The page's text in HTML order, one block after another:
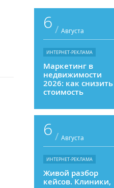
6 / Августа
ИНТЕРНЕТ-РЕКЛАМА
Маркетинг в
недвижимости
2026: как снизить
стоимость
увеличить
продажи
6 / Августа
ИНТЕРНЕТ-РЕКЛАМА
Живой разбор
кейсов. Клиники,